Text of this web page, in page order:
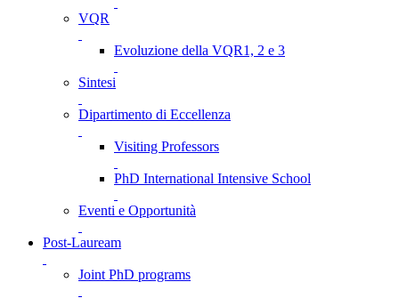
VQR
Evoluzione della VQR1, 2 e 3
Sintesi
Dipartimento di Eccellenza
Visiting Professors
PhD International Intensive School
Eventi e Opportunità
Post-Lauream
Joint PhD programs